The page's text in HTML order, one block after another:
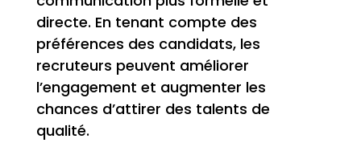
directe. En tenant compte des
préférences des candidats, les
recruteurs peuvent améliorer
l’engagement et augmenter les
chances d’attirer des talents de
qualité.